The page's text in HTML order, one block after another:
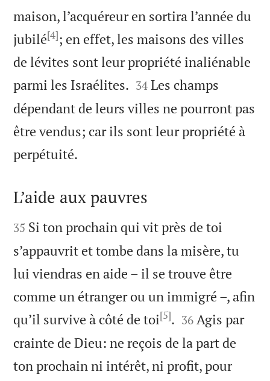
maison, l’acquéreur en sortira l’année du
jubilé[4]; en effet, les maisons des villes
de lévites sont leur propriété inaliénable
parmi les Israélites. 

34 Les champs
dépendant de leurs villes ne pourront pas
être vendus; car ils sont leur propriété à
perpétuité.

L’aide aux pauvres

35 Si ton prochain qui vit près de toi
s’appauvrit et tombe dans la misère, tu
lui viendras en aide – il se trouve être
comme un étranger ou un immigré –, afin
qu’il survive à côté de toi[5]. 

36 Agis par
crainte de Dieu: ne reçois de la part de
ton prochain ni intérêt, ni profit, pour